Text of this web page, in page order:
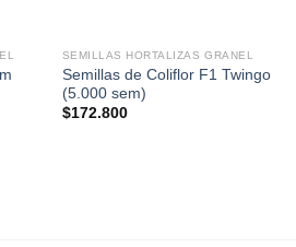
SEMILLAS HORTALIZAS GRANEL
Semillas de Coliflor F1 Twingo
(5.000 sem)
$172.800